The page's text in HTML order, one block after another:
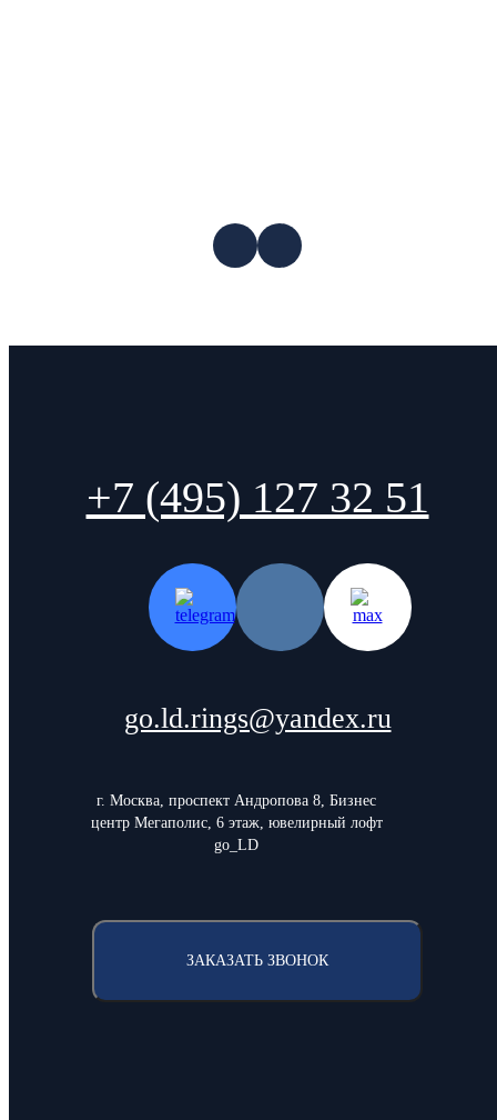
+7 (495) 127 32 51
go.ld.rings@yandex.ru
г. Москва, проспект Андропова 8, Бизнес
центр Мегаполис, 6 этаж, ювелирный лофт
go_LD
ЗАКАЗАТЬ ЗВОНОК